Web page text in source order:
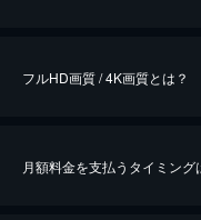
※40％ポイント還元の対象は、ク
フルHD画質 / 4K画質とは？
月額料金を支払うタイミング